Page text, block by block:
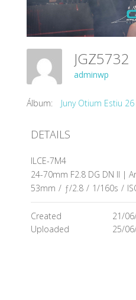
JGZ5732
adminwp
Álbum: Juny Otium Estiu 26
DETAILS
ILCE-7M4
24-70mm F2.8 DG DN II |
53mm / ƒ/2.8 / 1/160s /
Created
21/
Uploaded
25/